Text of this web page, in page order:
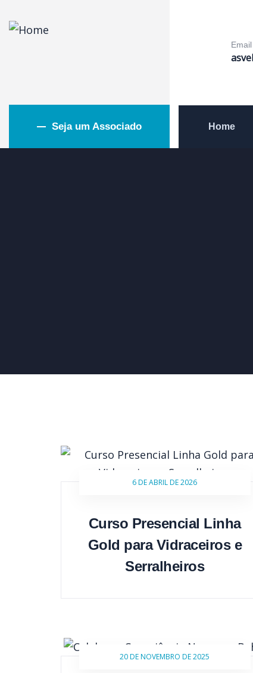
Email
Seja um Associado Home
6 DE ABRIL DE 2026
Curso Presencial Linha
Gold para Vidraceiros e
Serralheiros
20 DE NOVEMBRO DE 2025